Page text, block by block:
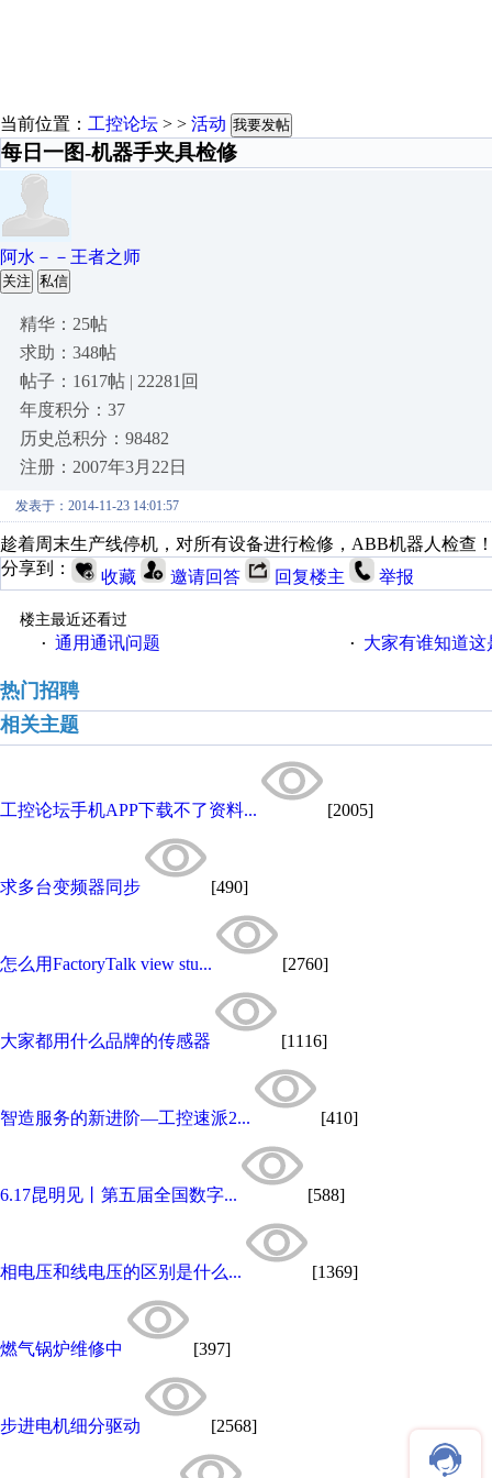
当前位置： 工控论坛 > > 活动 我要发帖
每日一图-机器手夹具检修
阿水－－王者之师
关注 私信
精华：25帖
求助：348帖
帖子：1617帖 | 22281回
年度积分：37
历史总积分：98482
注册：2007年3月22日
发表于：2014-11-23 14:01:57
趁着周末生产线停机，对所有设备进行检修，ABB机器人检查
分享到：
收藏 邀请回答 回复楼主 举报
楼主最近还看过
· 通用通讯问题 · 大家有谁知道
热门招聘
相关主题
工控论坛手机APP下载不了资料... [2005]
求多台变频器同步 [490]
怎么用FactoryTalk view stu... [2760]
大家都用什么品牌的传感器 [1116]
智造服务的新进阶—工控速派2... [410]
6.17昆明见丨第五届全国数字... [588]
相电压和线电压的区别是什么... [1369]
燃气锅炉维修中 [397]
步进电机细分驱动 [2568]